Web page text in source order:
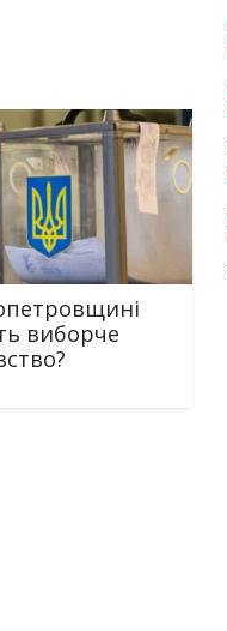
виборче